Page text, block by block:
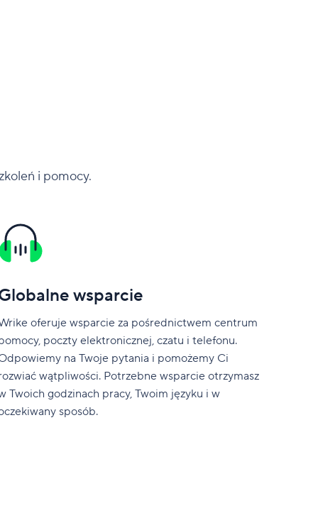
i pomocy.
wsparcie
oferuje wsparcie za pośrednictwem centrum
poczty elektronicznej, czatu i telefonu.
na Twoje pytania i pomożemy Ci
wątpliwości. Potrzebne wsparcie otrzymasz
Twoich godzinach pracy, Twoim języku i w
sposób.